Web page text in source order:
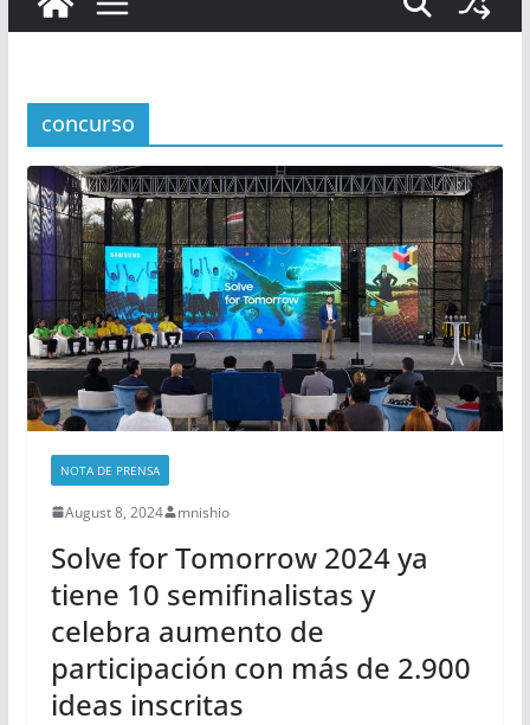
concurso
NOTA DE PRENSA
August 8, 2024 mnishio
Solve for Tomorrow 2024 ya
tiene 10 semifinalistas y
celebra aumento de
participación con más de 2.900
ideas inscritas